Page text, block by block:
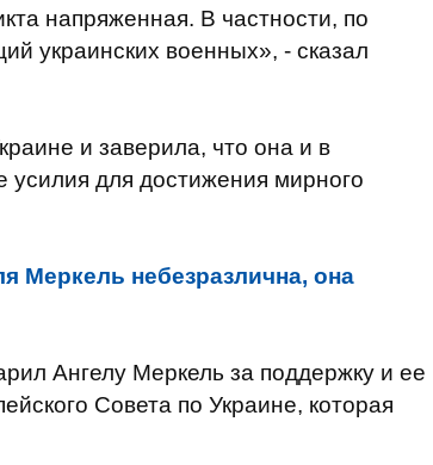
напряженная. В частности, по
украинских военных», - сказал
и заверила, что она и в
усилия для достижения мирного
Меркель небезразлична, она
Ангелу Меркель за поддержку и ее
Совета по Украине, которая